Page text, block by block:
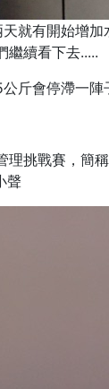
就有開始增
繼續看下去.....
斤會停滯一陣
挑戰賽，簡稱
聲